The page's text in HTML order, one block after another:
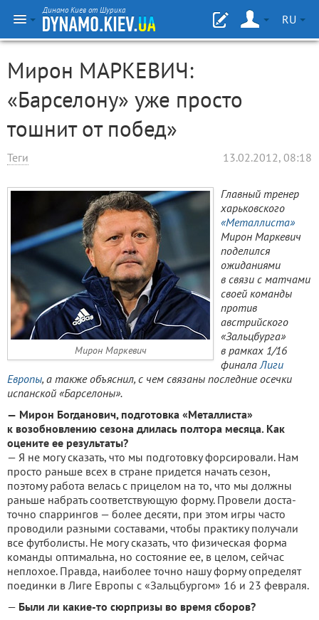
Динамо Киев от Шурика
RU
Мирон МАРКЕВИЧ:
«Барселону» уже просто
тошнит от побед»
Теги 13.02.2012, 08:18
Мирон Маркевич
Главный тренер
харьковского
«Металлиста»
Мирон Маркевич
поделился
ожиданиями
в связи с матчами
своей команды
против
австрийского
«Зальцбурга»
в рамках 1/16
финалаЛиги
Европы, а также объяснил, с чем связаны последние осечки
испанской «Барселоны».
— Мирон Богданович, подготов­ка «Металлиста»
к возобновлению сезона длилась полтора месяца. Как
оцените ее результаты?
— Я не могу сказать, что мы подготовку форсировали. Нам
просто раньше всех в стране при­дется начать сезон,
поэтому рабо­та велась с прицелом на то, что мы должны
раньше набрать соответ­ствующую форму. Провели доста­
точно спаррингов — более десяти, при этом игры часто
проводили разными составами, чтобы прак­тику получали
все футболисты. Не могу сказать, что физическая форма
команды оптимальна, но состояние ее, в целом, сейчас
неплохое. Правда, наиболее точно нашу форму определят
поединки в Лиге Европы с «Зальцбургом» 16 и 23 февраля.
— Были ли какие-то сюрпризы во время сборов?